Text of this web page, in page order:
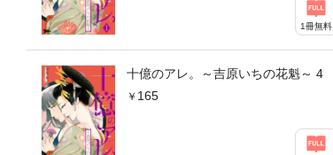
1冊無料
十億のアレ。～吉原いちの花魁～ 4
165